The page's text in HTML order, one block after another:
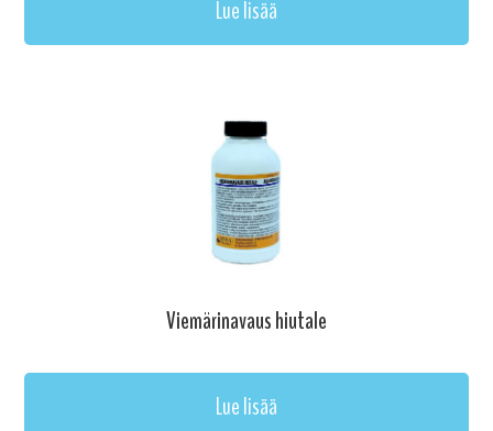
Lue lisää
Viemärinavaus hiutale
Lue lisää